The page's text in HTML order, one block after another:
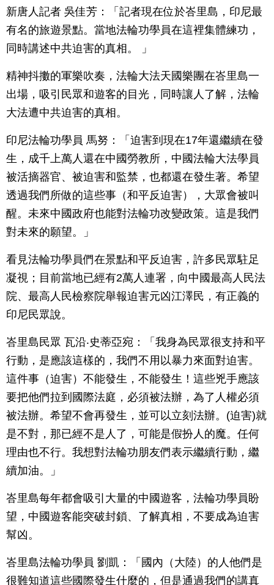
新唐人記者 吳佳芳：「記者現在位於峇里島，印尼最
有名的旅遊景點。當地法輪功學員在這裡集體練功，
同時講述中共迫害的真相。 」
精神抖擻的軍樂吹奏，法輪大法天國樂團在峇里島一
出場，吸引民眾和遊客的目光，同時讓人了解，法輪
大法遭中共迫害的真相。
印尼法輪功學員 馬努：「迫害到現在17年還繼續在發
生，成千上萬人還在中國勞教所，中國法輪大法學員
被活摘器官、被迫害和監禁，也都還在發生著。希望
透過我們所做的這些事（和平反迫害），大眾會被叫
醒。未來中國政府也能對法輪功改變政策。這是我們
對未來的願望。」
看見法輪功學員們在景點和平反迫害，許多民眾駐足
凝視；目前當地已經有2萬人連署，向中國最高人民法
院、最高人民檢察院舉報迫害元凶江澤民，有正義的
印尼民眾說。
峇里島民眾 瓦沿‧史蒂亞宛：「我身為民眾很支持和平
行動，是應該這樣的，我們不用以暴力來面對迫害。
這件事（迫害）不能發生，不能發生！這些兇手應該
要把他們拉到國際法庭，必須被法辦，為了人權必須
被法辦。希望不會再發生，並可以立刻法辦。(迫害)就
是不對，那已經不是人了，可能是假扮人的魔。任何
理由也不行。我想對法輪功朋友們表示繼續行動，繼
續加油。」
峇里島每年都會吸引大量的中國遊客，法輪功學員盼
望，中國遊客能突破封鎖、了解真相，不要成為迫害
幫凶。
峇里島法輪功學員 劉凱：「國內（大陸）的人他們是
很難知道這些國際發生什麼的，但是通過我們的講真